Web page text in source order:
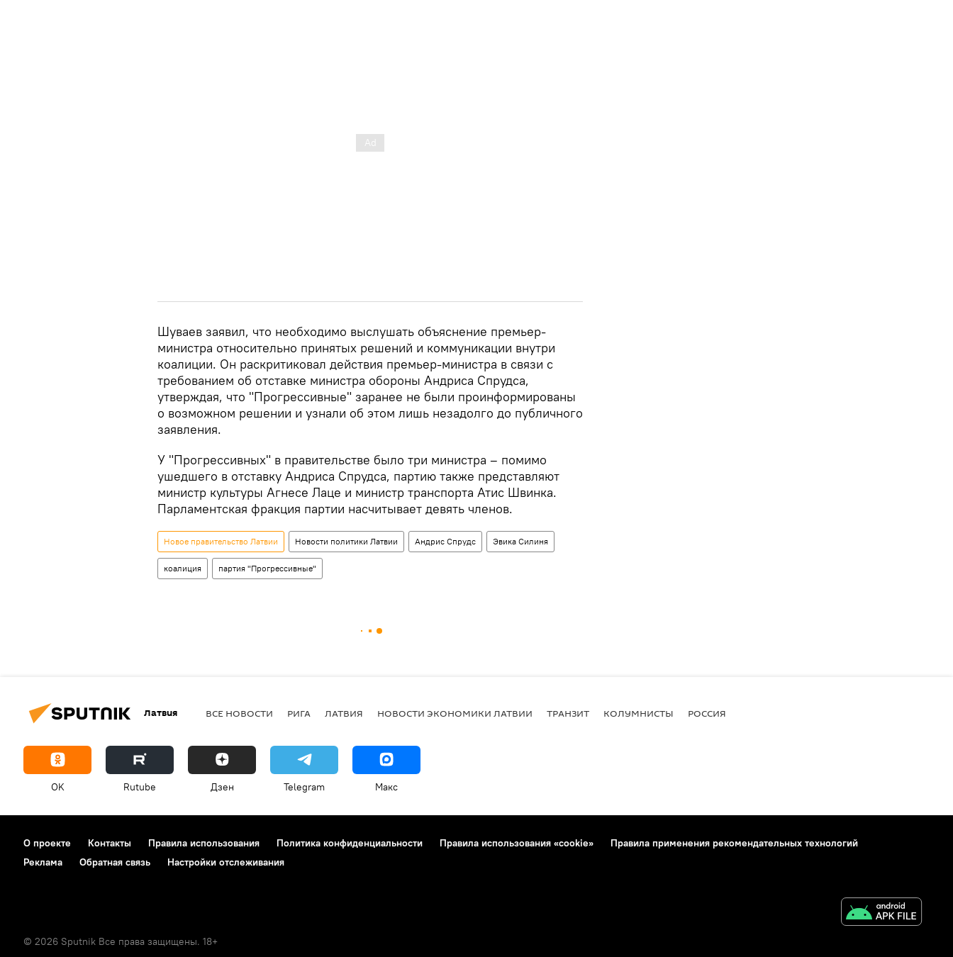
Шуваев заявил, что необходимо выслушать объяснение премьер-
министра относительно принятых решений и коммуникации внутри
коалиции. Он раскритиковал действия премьер-министра в связи с
требованием об отставке министра обороны Андриса Спрудса,
утверждая, что "Прогрессивные" заранее не были проинформированы
о возможном решении и узнали об этом лишь незадолго до публичного
заявления.
У "Прогрессивных" в правительстве было три министра – помимо
ушедшего в отставку Андриса Спрудса, партию также представляют
министр культуры Агнесе Лаце и министр транспорта Атис Швинка.
Парламентская фракция партии насчитывает девять членов.
Новое правительство Латвии Новости политики Латвии Андрис Спрудс Эвика Силиня
коалиция партия "Прогрессивные"
Латвия ВСЕ НОВОСТИ РИГА ЛАТВИЯ НОВОСТИ ЭКОНОМИКИ ЛАТВИИ ТРАНЗИТ КОЛУМНИСТЫ РОССИЯ
OK Rutube Дзен Telegram Макс
О проекте Контакты Правила использования Политика конфиденциальности Правила использования «cookie»
Правила применения рекомендательных технологий
Реклама
Обратная связь Настройки отслеживания
© 2026 Sputnik Все права защищены. 18+